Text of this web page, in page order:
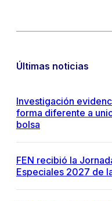
Últimas noticias
Investigación
forma diferente a
bolsa
FEN recibió la
Especiales 2027 de